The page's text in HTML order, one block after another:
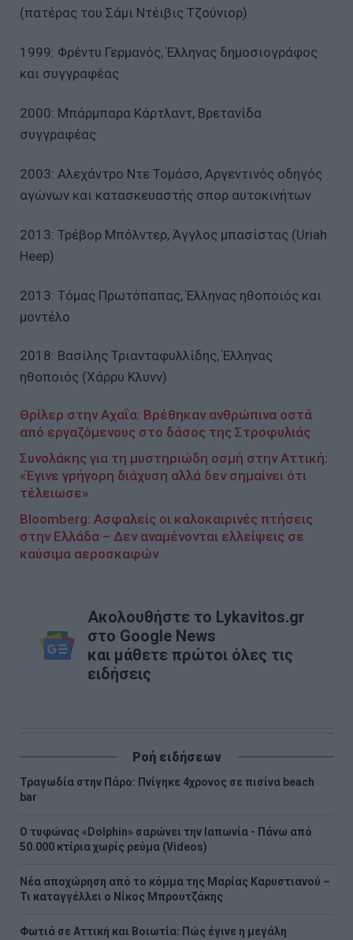
(πατέρας του Σάμι Ντέιβις Τζούνιορ)
1999: Φρέντυ Γερμανός, Έλληνας δημοσιογράφος
και συγγραφέας
2000: Μπάρμπαρα Κάρτλαντ, Βρετανίδα
συγγραφέας
2003: Αλεχάντρο Ντε Τομάσο, Αργεντινός οδηγός
αγώνων και κατασκευαστής σπορ αυτοκινήτων
2013: Τρέβορ Μπόλντερ, Άγγλος μπασίστας (Uriah
Heep)
2013: Τόμας Πρωτόπαπας, Έλληνας ηθοποιός και
μοντέλο
2018: Βασίλης Τριανταφυλλίδης, Έλληνας
ηθοποιός (Χάρρυ Κλυνν)
Θρίλερ στην Αχαΐα: Βρέθηκαν ανθρώπινα οστά
από εργαζόμενους στο δάσος της Στροφυλιάς
Συνολάκης για τη μυστηριώδη οσμή στην Αττική:
«Έγινε γρήγορη διάχυση αλλά δεν σημαίνει ότι
τέλειωσε»
Bloomberg: Ασφαλείς οι καλοκαιρινές πτήσεις
στην Ελλάδα – Δεν αναμένονται ελλείψεις σε
καύσιμα αεροσκαφών
Ακολουθήστε το Lykavitos.gr
στο Google News
και μάθετε πρώτοι όλες τις
ειδήσεις
Ροή ειδήσεων
Τραγωδία στην Πάρο: Πνίγηκε 4χρονος σε πισίνα beach
bar
Ο τυφώνας «Dolphin» σαρώνει την Ιαπωνία - Πάνω από
50.000 κτίρια χωρίς ρεύμα (Videos)
Νέα αποχώρηση από το κόμμα της Μαρίας Καρυστιανού –
Τι καταγγέλλει ο Νίκος Μπρουτζάκης
Φωτιά σε Αττική και Βοιωτία: Πώς έγινε η μεγάλη